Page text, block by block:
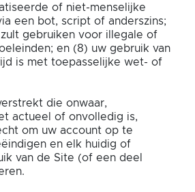
of niet-menselijke
een bot, script of anderszins;
gebruiken voor illegale of
en (8) uw gebruik van
is met toepasselijke wet- of
die onwaar,
actueel of onvolledig is,
om uw account op te
en elk huidig of
van de Site (of een deel